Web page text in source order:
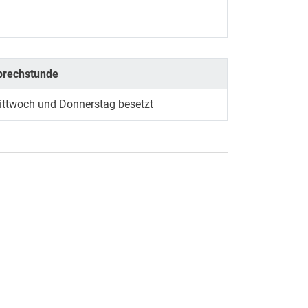
und Donnerstag besetzt
Link, öffnet neues Fenster)
(externer Link, öffnet neues Fenster)